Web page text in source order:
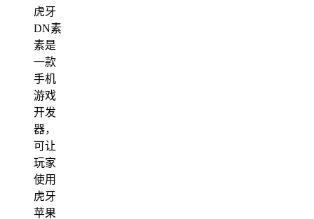
虎牙
DN素
素是
一款
手机
游戏
开发
器，
可让
玩家
使用
虎牙
苹果